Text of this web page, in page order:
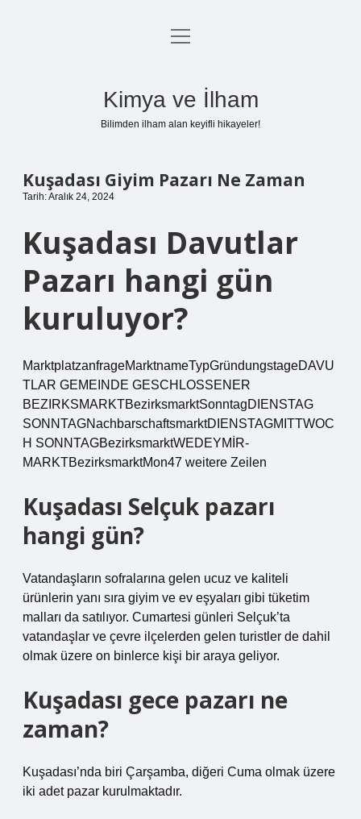
Anasayfa
menüyü
Kimya ve İlham
Bilimden ilham alan keyifli hikayeler!
Kuşadası Giyim Pazarı Ne Zaman
Tarih: Aralık 24, 2024
Kuşadası Davutlar
Pazarı hangi gün
kuruluyor?
MarktplatzanfrageMarktnameTypGründungstageDAVU
TLAR GEMEINDE GESCHLOSSENER
BEZIRKSMARKTBezirksmarktSonntagDIENSTAG
SONNTAGNachbarschaftsmarktDIENSTAGMITTWOC
H SONNTAGBezirksmarktWEDEYMİR-
MARKTBezirksmarktMon47 weitere Zeilen
Kuşadası Selçuk pazarı
hangi gün?
Vatandaşların sofralarına gelen ucuz ve kaliteli
ürünlerin yanı sıra giyim ve ev eşyaları gibi tüketim
malları da satılıyor. Cumartesi günleri Selçuk’ta
vatandaşlar ve çevre ilçelerden gelen turistler de dahil
olmak üzere on binlerce kişi bir araya geliyor.
Kuşadası gece pazarı ne
zaman?
Kuşadası’nda biri Çarşamba, diğeri Cuma olmak üzere
iki adet pazar kurulmaktadır.